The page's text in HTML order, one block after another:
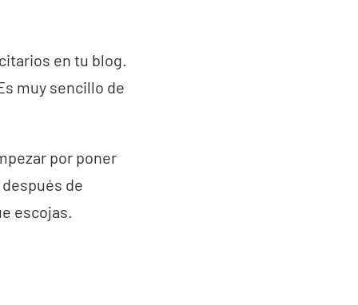
en tu blog.
muy sencillo de
por poner
de
escojas.